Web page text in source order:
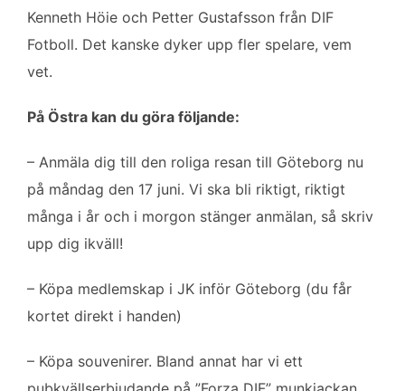
Kenneth Höie och Petter Gustafsson från DIF
Fotboll. Det kanske dyker upp fler spelare, vem
vet.
På Östra kan du göra följande:
– Anmäla dig till den roliga resan till Göteborg nu
på måndag den 17 juni. Vi ska bli riktigt, riktigt
många i år och i morgon stänger anmälan, så skriv
upp dig ikväll!
– Köpa medlemskap i JK inför Göteborg (du får
kortet direkt i handen)
– Köpa souvenirer. Bland annat har vi ett